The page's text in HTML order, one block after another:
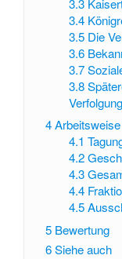
3.3
3.4
3.5 Die
3.6
3.7
3.8
Verfolgung
4
4.1
4.2
4.3
4.4
4.5
5 Bewertung
6Siehe auch